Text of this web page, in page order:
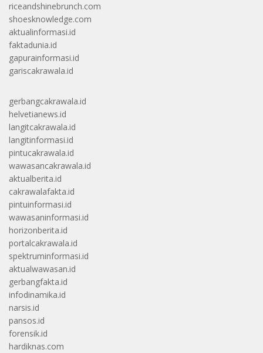
riceandshinebrunch.com
shoesknowledge.com
aktualinformasi.id
faktadunia.id
gapurainformasi.id
gariscakrawala.id
gerbangcakrawala.id
helvetianews.id
langitcakrawala.id
langitinformasi.id
pintucakrawala.id
wawasancakrawala.id
aktualberita.id
cakrawalafakta.id
pintuinformasi.id
wawasaninformasi.id
horizonberita.id
portalcakrawala.id
spektruminformasi.id
aktualwawasan.id
gerbangfakta.id
infodinamika.id
narsis.id
pansos.id
forensik.id
hardiknas.com